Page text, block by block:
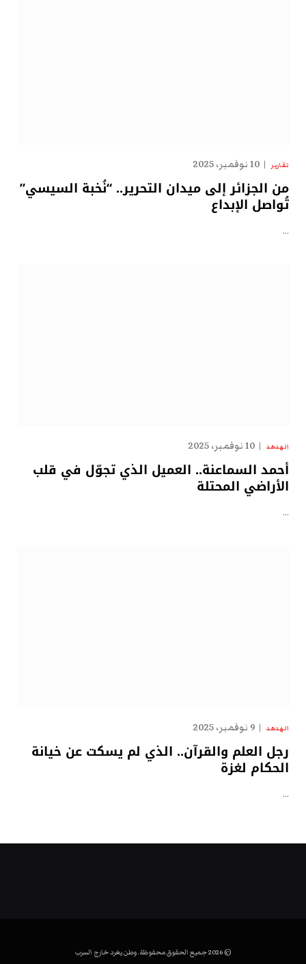
تقارير 10 نوفمبر، 2025
من الجزائر إلى ميدان التحرير.. “نُخبة السيسي”
تُواصل الإبداع
…
الهدهد 10 نوفمبر، 2025
أحمد السماعنة.. العميل الذي تجوّل في قلب
الأراضي المحتلة
…
الهدهد 9 نوفمبر، 2025
رجل العلم والقرآن.. الذي لم يسكت عن خيانة
الحكام لغزة
…
© 2026 جميع الحقوق محفوظة. وطن يغرد خارج السرب